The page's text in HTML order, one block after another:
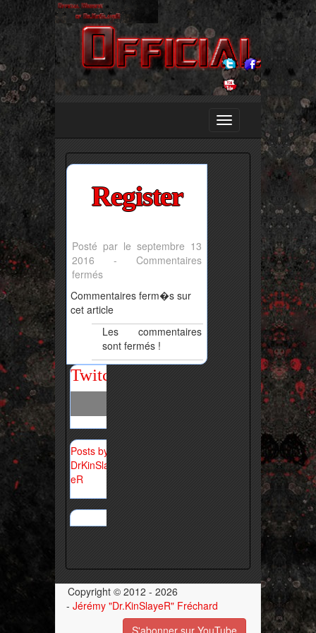
Register
Posté par le septembre 13
2016 - Commentaires
ferméssur
Commentaires ferm�s sur
cet article
Les commentaires
sont fermés !
Twitch
Posts by
DrKinSlay
eR
Copyright © 2012 - 2026
-Jérémy "Dr.KinSlayeR" Fréchard
S'abonner sur YouTube